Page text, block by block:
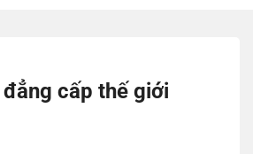
cấp thế giới